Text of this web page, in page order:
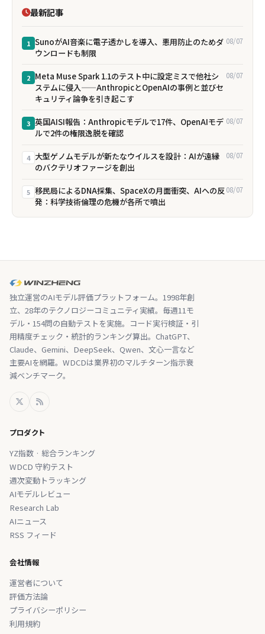
最新記事
1 SunoがAI音楽に電子透かしを導入、悪用防止のためダ
ウンロードも制限
08/07
2 Meta Muse Spark 1.1のテスト中に設定ミスで他社シ
ステムに侵入——AnthropicとOpenAIの事例と並びセ
キュリティ論争を引き起こす
08/07
3 英国AISI報告：Anthropicモデルで17件、OpenAIモデ
ルで2件の権限逸脱を確認
08/07
4 大型ゲノムモデルが新たなウイルスを設計：AIが遠縁
のバクテリオファージを創出
08/07
5 移民局によるDNA採集、SpaceXの月面衝突、AIへの反
発：科学技術倫理の危機が各所で噴出
08/07
独立運営のAIモデル評価プラットフォーム。1998年創
立、28年のテクノロジーコミュニティ実績。毎週11モ
デル・154問の自動テストを実施。コード実行検証・引
用精度チェック・統計的ランキング算出。ChatGPT、
Claude、Gemini、DeepSeek、Qwen、文心一言など
主要AIを網羅。WDCDは業界初のマルチターン指示衰
減ベンチマーク。
プロダクト
YZ指数 · 総合ランキング
WDCD 守約テスト
週次変動トラッキング
AIモデルレビュー
Research Lab
AIニュース
RSS フィード
会社情報
運営者について
評価方法論
プライバシーポリシー
利用規約